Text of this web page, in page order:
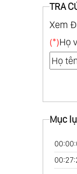
TRA
Xem
(*)Họ
Mục